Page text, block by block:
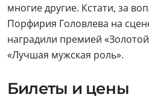
многие другие. Кстати, за
Порфирия Головлева на
наградили премией
«Лучшая мужская роль».
Билеты и цены